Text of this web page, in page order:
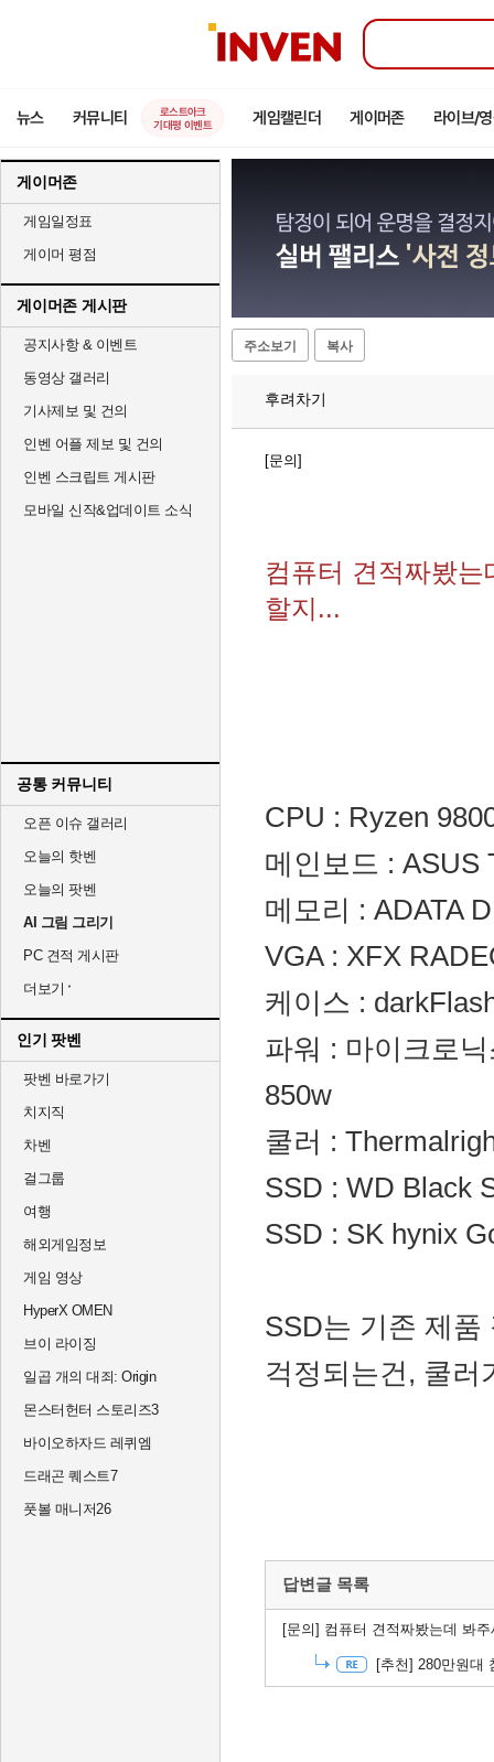
인
뉴스 커뮤니티
로스트아크
기대평 이벤트
게임캘린더 게이머존 라이브/
게이머존
게임일정표
게이머 평점
게이머존 게시판
공지사항 & 이벤트
동영상 갤러리
기사제보 및 건의
인벤 어플 제보 및 건의
인벤 스크립트 게시판
모바일 신작&업데이트 소식
공통 커뮤니티
오픈 이슈 갤러리
오늘의 핫벤
오늘의 팟벤
AI 그림 그리기
PC 견적 게시판
더보기
인기 팟벤
팟벤 바로가기
치지직
차벤
걸그룹
여행
해외게임정보
게임 영상
HyperX OMEN
브이 라이징
일곱 개의 대죄: Origin
몬스터헌터 스토리즈3
바이오하자드 레퀴엠
드래곤 퀘스트7
풋볼 매니저26
주소보기 복사
후려차기
[문의]
컴퓨터 견적짜봤
할지...
CPU : Ryzen
메인보드 : ASUS
메모리 : ADATA
VGA : XFX
케이스 :
파워 : 마이크로
850w
쿨러 :
SSD : WD Black
SSD : SK hynix
SSD는 기존 제
걱정되는건, 쿨러
답변글 목록
[문의] 컴퓨터 견적짜봤는데 봐
[추천] 280만원대